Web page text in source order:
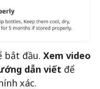
bắt đầu. Xem video
dẫn viết để
xác.